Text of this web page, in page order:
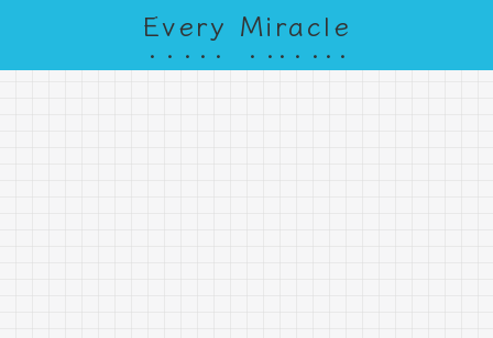
Every Miracle